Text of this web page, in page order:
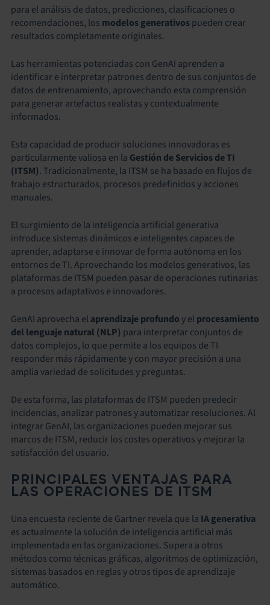
para el análisis de datos, predicciones, clasificaciones o
recomendaciones, los modelos generativospueden crear
resultados completamente originales.
Las herramientas potenciadas con GenAI aprenden a
identificar e interpretar patrones dentro de sus conjuntos de
datos de entrenamiento, aprovechando esta comprensión
para generar artefactos realistas y contextualmente
informados.
Esta capacidad de producir soluciones innovadoras es
particularmente valiosa en la Gestión de Servicios de TI
(ITSM). Tradicionalmente, la ITSM se ha basado en flujos de
trabajo estructurados, procesos predefinidos y acciones
manuales.
El surgimiento de la inteligencia artificial generativa
introduce sistemas dinámicos e inteligentes capaces de
aprender, adaptarse e innovar de forma autónoma en los
entornos de TI. Aprovechando los modelos generativos, las
plataformas de ITSM pueden pasar de operaciones rutinarias
a procesos adaptativos e innovadores.
GenAI aprovecha el aprendizaje profundoy el procesamiento
del lenguaje natural (NLP) para interpretar conjuntos de
datos complejos, lo que permite a los equipos de TI
responder más rápidamente y con mayor precisión a una
amplia variedad de solicitudes y preguntas.
De esta forma, las plataformas de ITSM pueden predecir
incidencias, analizar patrones y automatizar resoluciones. Al
integrar GenAI, las organizaciones pueden mejorar sus
marcos de ITSM, reducir los costes operativos y mejorar la
satisfacción del usuario.
PRINCIPALES VENTAJAS PARA
LAS OPERACIONES DE ITSM
Una encuesta reciente de Gartner revela que la IA generativa
es actualmente la solución de inteligencia artificial más
implementada en las organizaciones. Supera a otros
métodos como técnicas gráficas, algoritmos de optimización,
sistemas basados en reglas y otros tipos de aprendizaje
automático.